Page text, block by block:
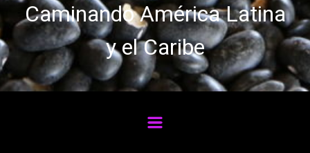
Caminando América Latina
y el Caribe